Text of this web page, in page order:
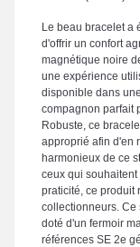
Le beau bracelet a
d'offrir un confort
magnétique noire
une expérience
disponible dans
compagnon parfait
Robuste, ce
approprié afin d'en
harmonieux de ce
ceux qui
praticité, ce produit
collectionneurs. Ce
doté d'un fermoir
références SE 2e